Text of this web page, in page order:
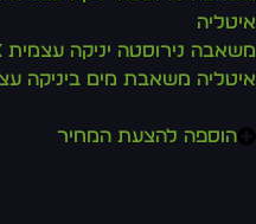
איטליה
איטליה משאבת מים ביניקה
הוספה להצעת המחיר